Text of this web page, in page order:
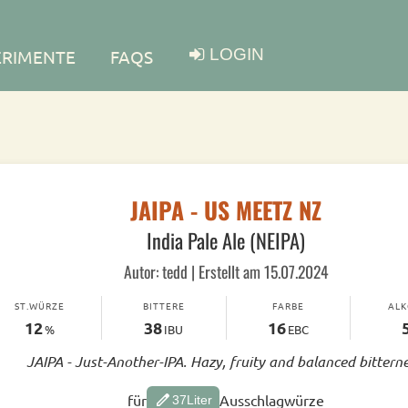
FAQS LOGIN
JAIPA - US MEETZ NZ
India Pale Ale (NEIPA)
Autor: tedd | Erstellt am 15.07.2024
ST.WÜRZE
12%
BITTERE
38IBU
FARBE
16EBC
JAIPA - Just-Another-IPA. Hazy, fruity and balanced
für edit37Liter Ausschlagwürze